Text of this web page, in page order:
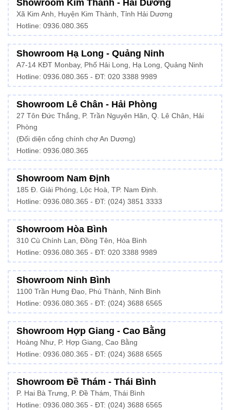
Showroom Kim Thành - Hải Dương
Xã Kim Anh, Huyện Kim Thành, Tỉnh Hải Dương
Hotline: 0936.080.365
Showroom Hạ Long - Quảng Ninh
A7-14 KĐT Monbay, Phố Hải Long, Hạ Long, Quảng Ninh
Hotline: 0936.080.365 - ĐT: 020 3388 9989
Showroom Lê Chân - Hải Phòng
27 Tôn Đức Thắng, P. Trần Nguyên Hãn, Q. Lê Chân, Hải
Phòng
(Đối diện cổng chính chợ An Dương)
Hotline: 0936.080.365
Showroom Nam Định
185 Đ. Giải Phóng, Lộc Hoà, TP. Nam Định.
Hotline: 0936.080.365 - ĐT: (024) 3851 3333
Showroom Hòa Bình
310 Cù Chính Lan, Đồng Tên, Hòa Bình
Hotline: 0936.080.365 - ĐT: 020 3388 9989
Showroom Ninh Bình
1100 Trần Hưng Đạo, Phú Thành, Ninh Bình
Hotline: 0936.080.365 - ĐT: (024) 3688 6565
Showroom Hợp Giang - Cao Bằng
Hoàng Như, P. Hợp Giang, Cao Bằng
Hotline: 0936.080.365 - ĐT: (024) 3688 6565
Showroom Đề Thám - Thái Bình
P. Hai Bà Trưng, P. Đề Thám, Thái Bình
Hotline: 0936.080.365 - ĐT: (024) 3688 6565